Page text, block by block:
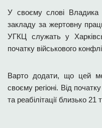
У своєму слові Владика
закладу за жертовну
УГКЦ служать у
початку військового
Варто додати, що цей
своєму регіоні. Від
та реабілітації близько 21